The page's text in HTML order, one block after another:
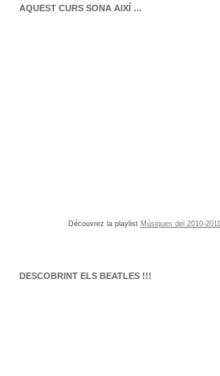
AQUEST CURS SONA AIXÍ …
Découvrez la playlist Músiques del 2010-2011
DESCOBRINT ELS BEATLES !!!